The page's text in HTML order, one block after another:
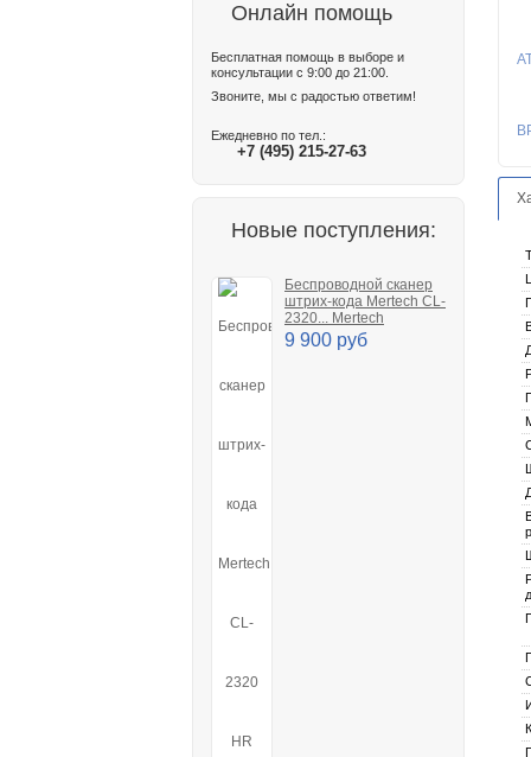
Онлайн помощь
Бесплатная помощь в выборе и
консультации с 9:00 до 21:00.
Звоните, мы с радостью ответим!
Ежедневно по тел.:
+7 (495) 215-27-63
Новые поступления:
Беспроводной сканер
штрих-кода Mertech CL-
2320... Mertech
9 900 руб